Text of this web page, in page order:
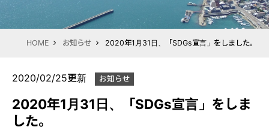
HOME お知らせ 2020年1月31日、「SDGs宣言」をしました。
2020/02/25更新 お知らせ
2020年1月31日、「SDGs宣言」をしま
した。